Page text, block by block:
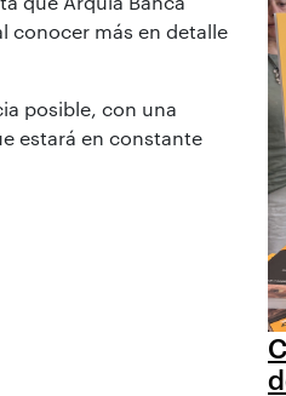
conocer más en detalle
posible, con una
estará en constante